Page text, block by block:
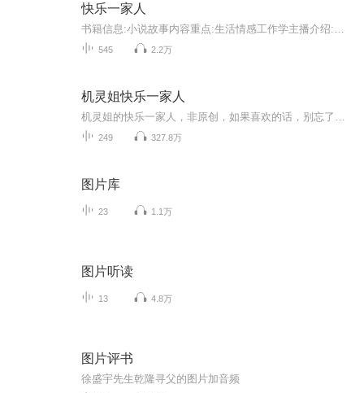
快乐一家人
545 2.2万
机灵姐快乐一家人
249 327.8万
图片库
23 1.1万
图片听读
13 4.8万
图片评书
徐盛宇先生乾隆寻父的图片加音频